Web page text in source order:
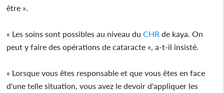
être ».
« Les soins sont possibles au niveau duCHR de kaya. On
peut y faire des opérations de cataracte », a-t-il insisté.
« Lorsque vous êtes responsable et que vous êtes en face
d'une telle situation, vous avez le devoir d'appliquer les